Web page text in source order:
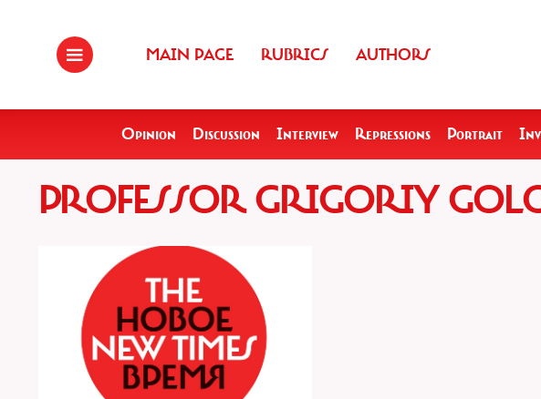
MAIN PAGE RUBRICS AUTHORS
Opinion Discussion Interview Repressions Portrait
PROFESSOR GRIGORIY